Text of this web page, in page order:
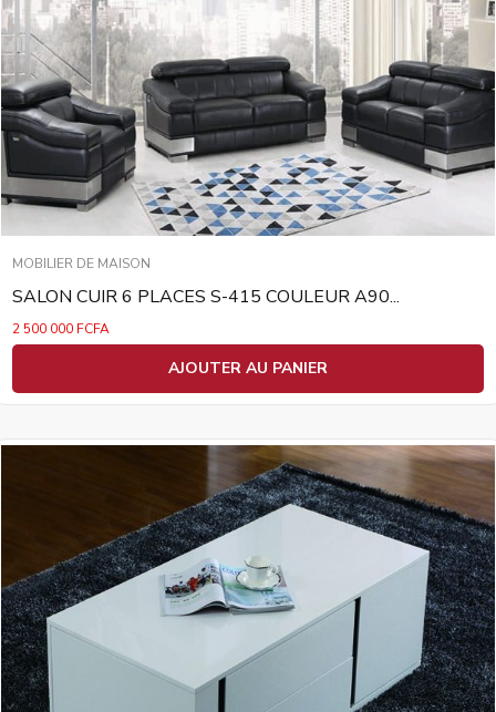
MOBILIER DE MAISON
SALON CUIR 6 PLACES S-415 COULEUR A90...
2 500 000 FCFA
AJOUTER AU PANIER